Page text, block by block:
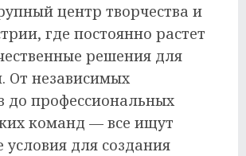
центр творчества и
где постоянно растет
решения для
От независимых
до профессиональных
команд — все ищут
для создания